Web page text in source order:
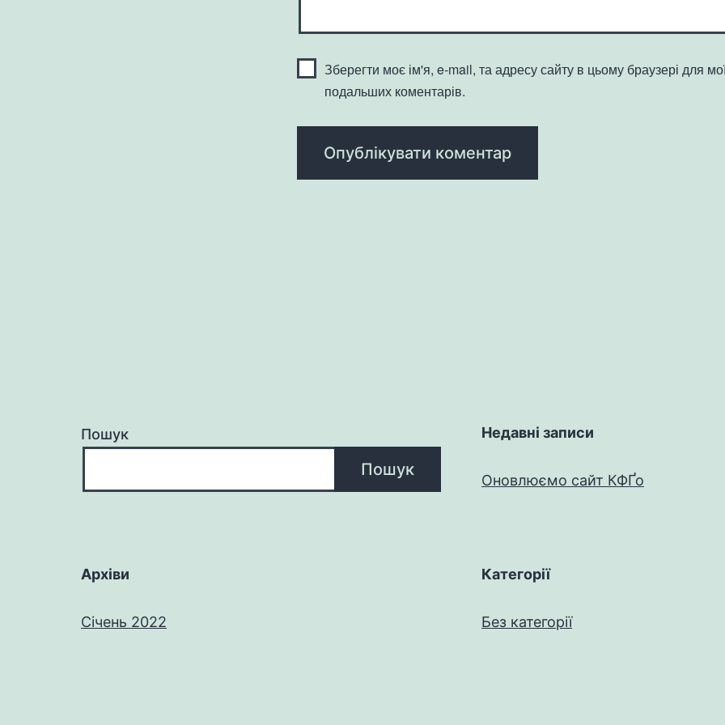
Зберегти моє ім'я, e-mail, та адресу сайту в цьому браузері для
подальших коментарів.
Пошук
Пошук
Недавні записи
Оновлюємо сайт КФҐо
Архіви
Січень 2022
Категорії
Без категорії